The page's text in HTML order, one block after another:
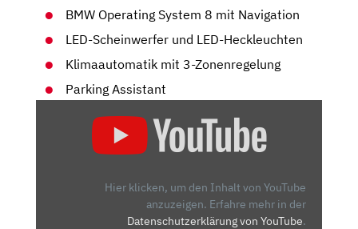
BMW Operating System 8 mit Navigation
LED-Scheinwerfer und LED-Heckleuchten
Klimaautomatik mit 3-Zonenregelung
Parking Assistant
Hier klicken, um den Inhalt von YouTube
anzuzeigen. Erfahre mehr in der
Datenschutzerklärung von YouTube.